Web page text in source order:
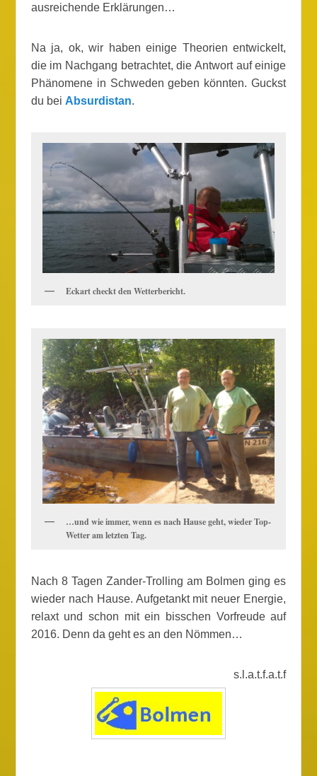
ausreichende Erklärungen…
Na ja, ok, wir haben einige Theorien entwickelt,
die im Nachgang betrachtet, die Antwort auf einige
Phänomene in Schweden geben könnten. Guckst
du bei Absurdistan.
Eckart checkt den Wetterbericht.
…und wie immer, wenn es nach Hause geht, wieder Top-
Wetter am letzten Tag.
Nach 8 Tagen Zander-Trolling am Bolmen ging es
wieder nach Hause. Aufgetankt mit neuer Energie,
relaxt und schon mit ein bisschen Vorfreude auf
2016. Denn da geht es an den Nömmen…
s.l.a.t.f.a.t.f